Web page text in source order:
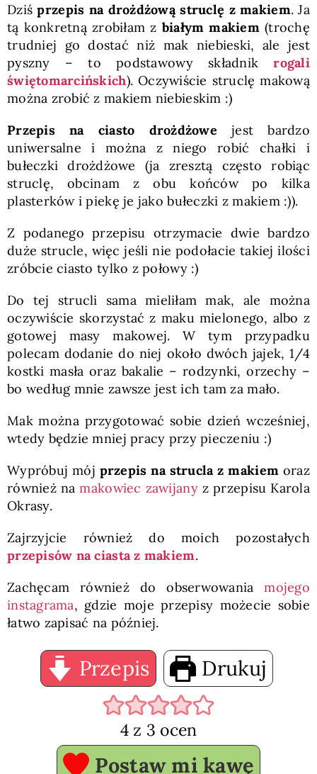
Dziśprzepis na drożdżową struclę z makiem. Ja
tą konkretną zrobiłam z białym makiem (trochę
trudniej go dostać niż mak niebieski, ale jest
pyszny – to podstawowy składnikrogali
świętomarcińskich). Oczywiście struclę makową
można zrobić z makiem niebieskim :)
Przepis na ciasto drożdżowe jest bardzo
uniwersalne i można z niego robić chałki i
bułeczki drożdżowe (ja zresztą często robiąc
struclę, obcinam z obu końców po kilka
plasterków i piekę je jako bułeczki z makiem :)).
Z podanego przepisu otrzymacie dwie bardzo
duże strucle, więc jeśli nie podołacie takiej ilości
zróbcie ciasto tylko z połowy :)
Do tej strucli sama mieliłam mak, ale można
oczywiście skorzystać z maku mielonego, albo z
gotowej masy makowej. W tym przypadku
polecam dodanie do niej około dwóch jajek, 1/4
kostki masła oraz bakalie – rodzynki, orzechy –
bo według mnie zawsze jest ich tam za mało.
Mak można przygotować sobie dzień wcześniej,
wtedy będzie mniej pracy przy pieczeniu :)
Wypróbuj mój przepis na strucla z makiem oraz
również namakowiec zawijanyz przepisu Karola
Okrasy.
Zajrzyjcie również do moich pozostałych
przepisów na ciasta z makiem.
Zachęcam również do obserwowaniamojego
instagrama, gdzie moje przepisy możecie sobie
łatwo zapisać na później.
Przepis Drukuj
4z 3 ocen
Postaw mi kawę